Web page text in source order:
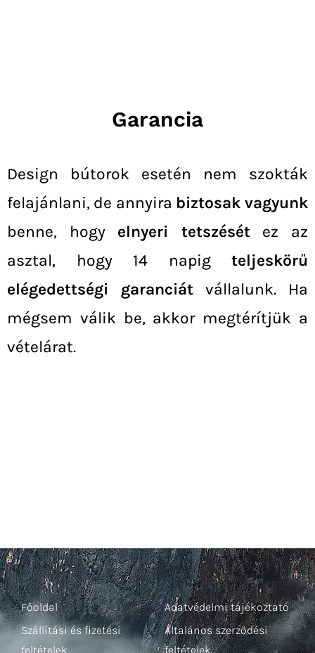
Garancia
Design bútorok esetén nem szokták
felajánlani, de annyira biztosak vagyunk
benne, hogy elnyeri tetszésétez az
asztal, hogy 14 napig teljeskörű
elégedettségi garanciát vállalunk. Ha
mégsem válik be, akkor megtérítjük a
vételárat.
Főoldal
Szállítási és fizetési
feltételek
Adatvédelmi tájékoztató
Általános szerződési
feltételek